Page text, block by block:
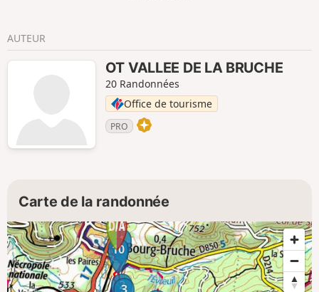
AUTEUR
OT VALLEE DE LA BRUCHE
20 Randonnées
Office de tourisme
PRO
Carte de la randonnée
1
23
10